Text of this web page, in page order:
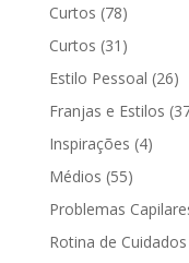
Curtos (78)
Curtos (31)
Estilo Pessoal (26)
Franjas e Estilos
Inspirações (4)
Médios (55)
Problemas
Rotina de Cuidados